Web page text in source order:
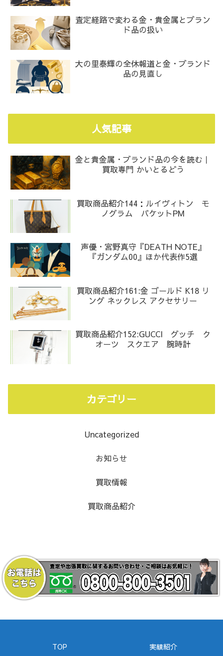
査定経路で変わる金・貴金属とブラン
ド品の扱い
大の里泰輝の全休報道と金・ブランド
品の見直し
人気記事
金と貴金属・ブランド品の今を読む｜
買取専門 かいとるどう
買取商品紹介144：ルイヴィトン モ
ノグラム バケットPM
声優・宮野真守『DEATH NOTE』
『ガンダム00』ほか代表作5選
買取商品紹介161:金 ゴールド K18 リ
ング ネックレス アクセサリー
買取商品紹介152:GUCCI グッチ ク
オーツ スクエア 腕時計
カテゴリー
Uncategorized
お知らせ
買取情報
買取商品紹介
TOP 実績紹介